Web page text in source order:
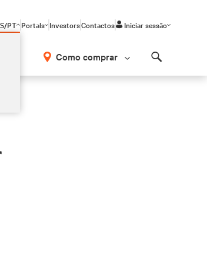
PT Portals InvestorsContactos Iniciar sessão
Como comprar